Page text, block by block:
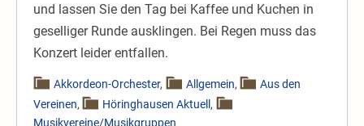
und lassen Sie den Tag bei Kaffee und Kuchen in
geselliger Runde ausklingen. Bei Regen muss das
Konzert leider entfallen.
Akkordeon-Orchester, Allgemein,
Aus den
Vereinen, Höringhausen Aktuell ,
Musikvereine/Musikgruppen